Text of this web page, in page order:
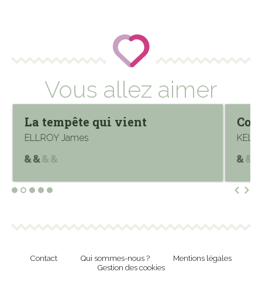
Vous allez aimer
La tempête qui vient
ELLROY James
Contact Qui sommes-nous ?
Mentions légales
Gestion des cookies